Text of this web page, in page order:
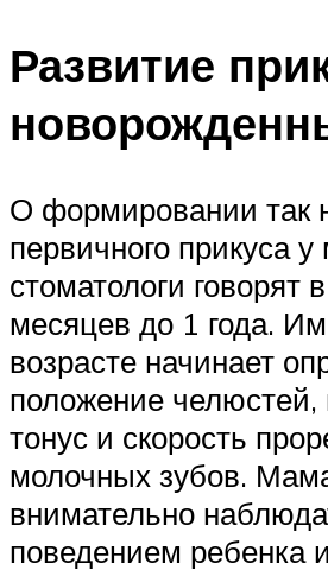
Развитие
О формировании так
первичного прикуса
стоматологи говорят
месяцев до 1 года.
возрасте начинает
положение
тонус и скорость
молочных зубов.
внимательно
поведением ребенка